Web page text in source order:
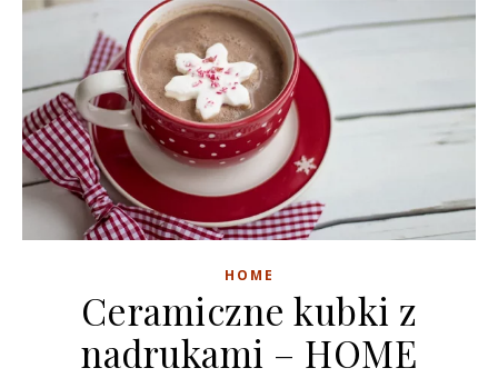
HOME
Ceramiczne kubki z
nadrukami – HOME